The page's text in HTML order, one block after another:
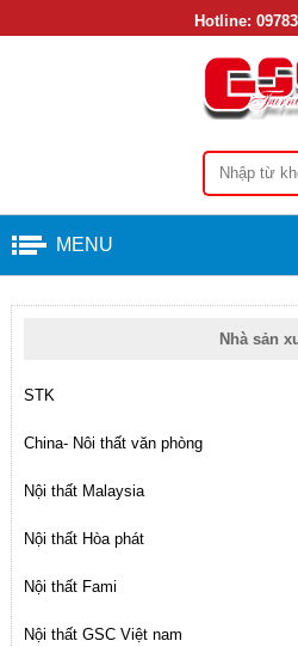
Hotline:
MENU
Nhà sản
STK
China- Nôi thất văn phòng
Nội thất Malaysia
Nội thất Hòa phát
Nội thất Fami
Nội thất GSC Việt nam